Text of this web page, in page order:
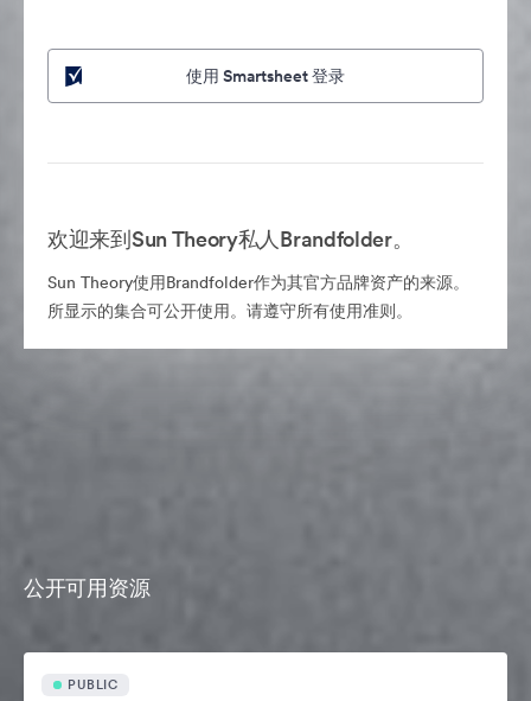
使用 Smartsheet 登录
欢迎来到Sun Theory私人Brandfolder。
Sun Theory使用Brandfolder作为其官方品牌资产的来源。
所显示的集合可公开使用。请遵守所有使用准则。
公开可用资源
PUBLIC